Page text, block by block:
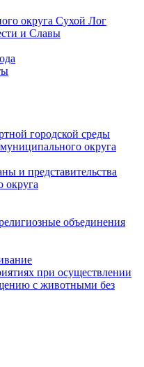
округа Сухой Лог
и Славы
городской среды
округа
и представительства
объединения
при осуществлении
с животными без